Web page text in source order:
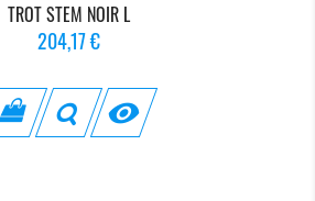
TROT STEM NOIR L
Prix
204,17 €
